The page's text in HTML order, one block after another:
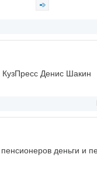
КузПресс Денис Шакин
деньги и